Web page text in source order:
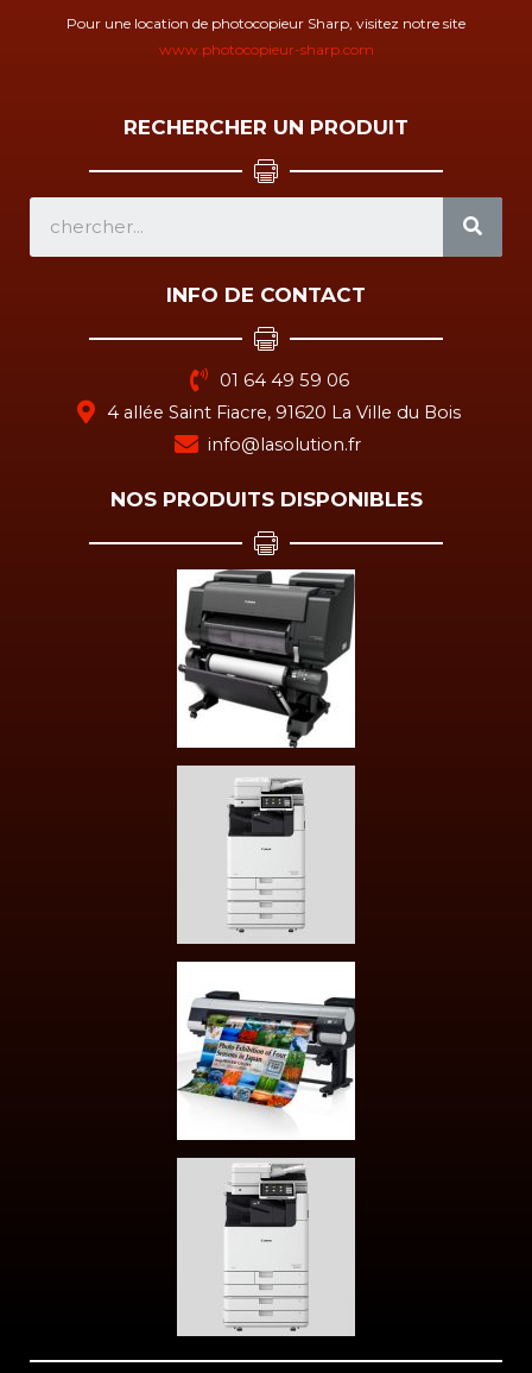
Pour une location de photocopieur Sharp, visitez notre site
www.photocopieur-sharp.com
RECHERCHER UN PRODUIT
INFO DE CONTACT
01 64 49 59 06
4 allée Saint Fiacre, 91620 La Ville du Bois
info@lasolution.fr
NOS PRODUITS DISPONIBLES